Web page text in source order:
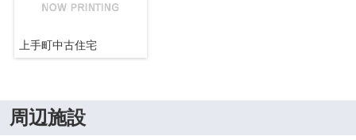
上手町中古住宅
周辺施設